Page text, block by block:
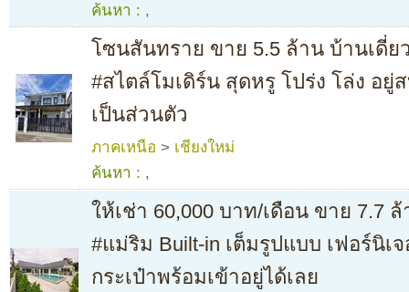
ค้นหา : ,
โซนสันทราย ขาย 5.5 ล้าน บ้านเดี่ย
#สไตล์โมเดิร์น สุดหรู โปร่ง โล่ง อยู่
เป็นส่วนตัว
ภาคเหนือ > เชียงใหม่
ค้นหา : ,
ให้เช่า 60,000 บาท/เดือน ขาย 7.7
#แม่ริม Built-in เต็มรูปแบบ เฟอร์นิเ
กระเป๋าพร้อมเข้าอยู่ได้เลย